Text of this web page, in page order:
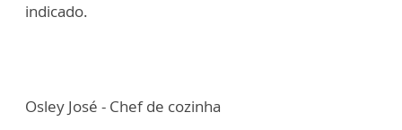
indicado.
Osley José - Chef de cozinha